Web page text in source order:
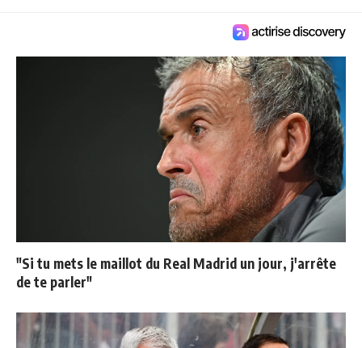
"Si tu mets le maillot du Real Madrid un jour, j'arrête
de te parler"